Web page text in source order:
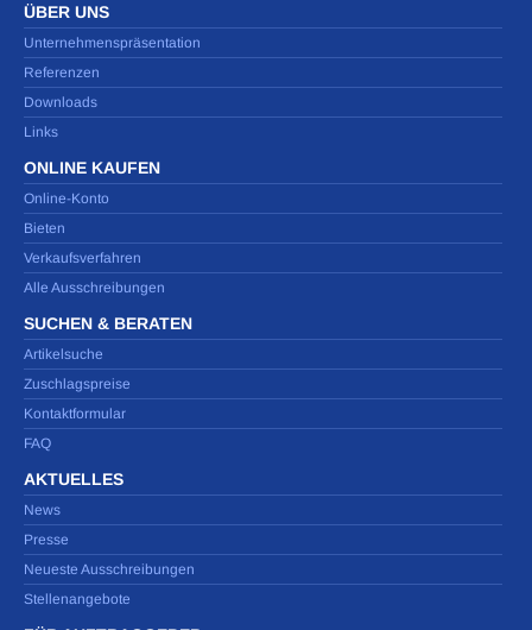
ÜBER UNS
Unternehmenspräsentation
Referenzen
Downloads
Links
ONLINE KAUFEN
Online-Konto
Bieten
Verkaufsverfahren
Alle Ausschreibungen
SUCHEN & BERATEN
Artikelsuche
Zuschlagspreise
Kontaktformular
FAQ
AKTUELLES
News
Presse
Neueste Ausschreibungen
Stellenangebote